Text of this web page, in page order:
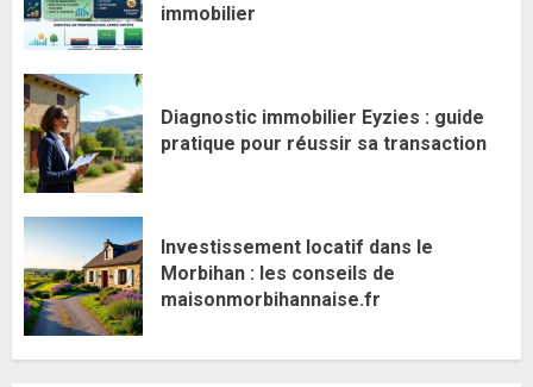
immobilier
Diagnostic immobilier Eyzies : guide
pratique pour réussir sa transaction
Investissement locatif dans le
Morbihan : les conseils de
maisonmorbihannaise.fr